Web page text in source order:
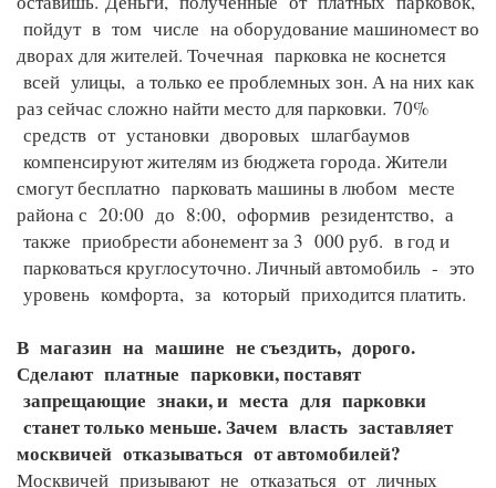
пойдут в том числе на оборудование машиномест во
дворах для жителей. Точечная парковка не коснется
всей улицы, а только ее проблемных зон. А на них как
раз сейчас сложно найти место для парковки. 70%
средств от установки дворовых шлагбаумов
компенсируют жителям из бюджета города. Жители
смогут бесплатно парковать машины в любом месте
района с 20:00 до 8:00, оформив резидентство, а
также приобрести абонемент за 3 000 руб. в год и
парковаться круглосуточно. Личный автомобиль - это
уровень комфорта, за который приходится платить.
В магазин на машине не съездить, дорого.
Сделают платные парковки, поставят
запрещающие знаки, и места для парковки
станет только меньше. Зачем власть заставляет
москвичей отказываться от автомобилей?
Москвичей призывают не отказаться от личных